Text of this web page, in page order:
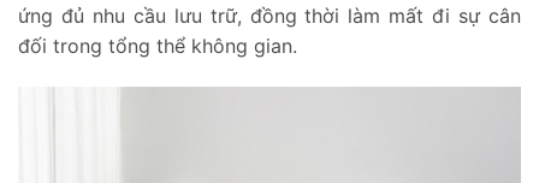
ứng đủ nhu cầu lưu trữ, đồng thời làm mất đi sự cân
đối trong tổng thể không gian.